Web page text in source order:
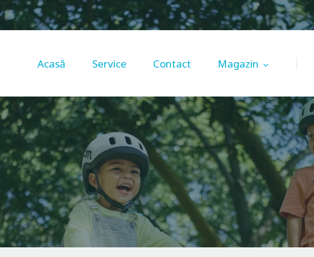
Acasă Service Contact Magazin
Acasă
Contact
Magazin